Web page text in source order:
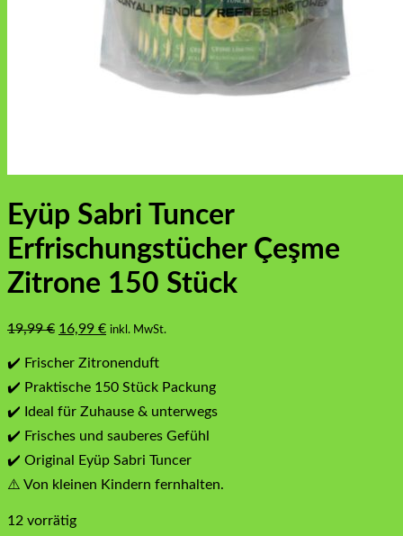
Eyüp Sabri Tuncer
Erfrischungstücher Çeşme
Zitrone 150 Stück
19,99€ Ursprünglicher
war:
19,99 €
16,99 €Aktueller
ist:
16,99 €.
inkl. MwSt.
✔️ Frischer Zitronenduft
✔️ Praktische 150 Stück Packung
✔️ Ideal für Zuhause & unterwegs
✔️ Frisches und sauberes Gefühl
✔️ Original Eyüp Sabri Tuncer
⚠️ Von kleinen Kindern fernhalten.
12 vorrätig